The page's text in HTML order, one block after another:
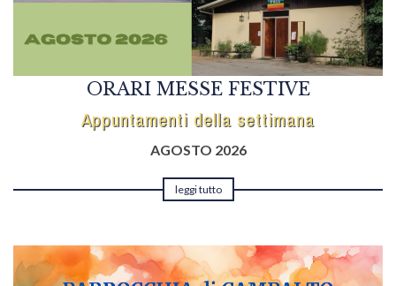
ORARI MESSE FESTIVE
Appuntamenti della settimana
AGOSTO 2026
leggi tutto